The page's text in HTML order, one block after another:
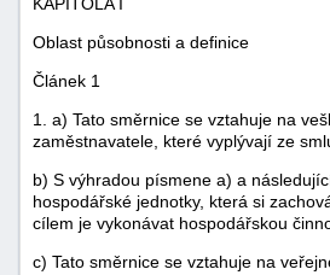
Oblast působnosti a definice
Článek 1
1. a) Tato směrnice se vztahuje na
zaměstnavatele, které vyplývají ze
b) S výhradou písmene a) a
hospodářské jednotky, která si
cílem je vykonávat hospodářskou
c) Tato směrnice se vztahuje na